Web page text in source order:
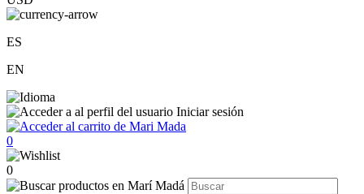
ES
EN
Iniciar sesión
0
0